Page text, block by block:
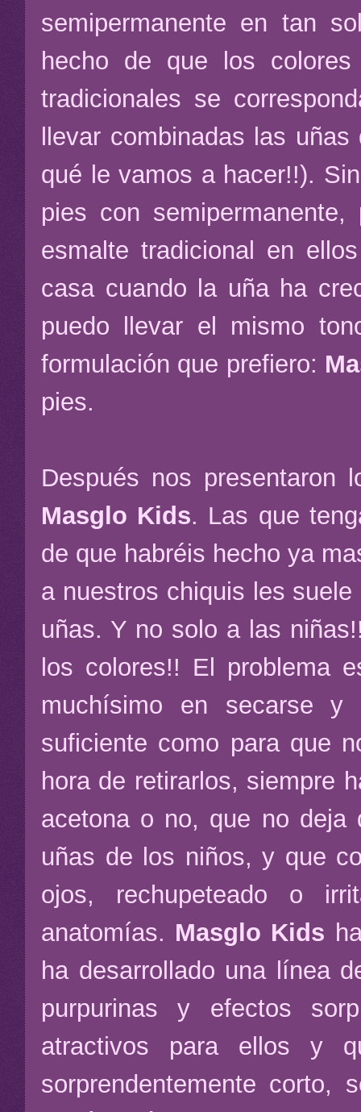
semipermanente en tan
hecho de que los
tradicionales se
llevar combinadas las
qué le vamos a hacer!!).
pies con
esmalte tradicional en
casa cuando la uña ha
puedo llevar el mismo
formulación que prefiero:
pies.
Después nos presentaron
Masglo Kids. Las que
de que habréis hecho ya
a nuestros chiquis les
uñas. Y no solo a las
los colores!! El problema
muchísimo en secarse y
suficiente como para que
hora de retirarlos, siempre
acetona o no, que no
uñas de los niños, y que
ojos, rechupeteado o
anatomías. Masglo Kids
ha desarrollado una línea
purpurinas y efectos
atractivos para ellos y
sorprendentemente